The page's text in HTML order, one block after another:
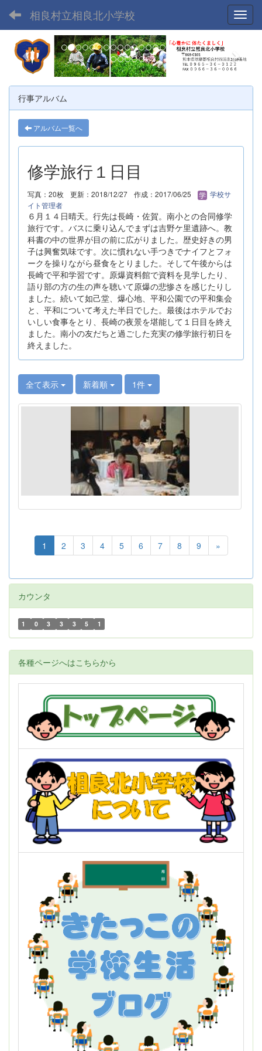
相良村立相良北小学校
p
r
e
v
i
o
u
e
x
t
行事アルバム
アルバム一覧へ
修学旅行１日目
写真：20枚 更新：2018/12/27 作成：2017/06/25
学校サ
イト管理者
６月１４日晴天。行先は長崎・佐賀。南小との合同修学
旅行です。バスに乗り込んでまずは吉野ケ里遺跡へ。教
科書の中の世界が目の前に広がりました。歴史好きの男
子は興奮気味です。次に慣れない手つきでナイフとフォ
ークを操りながら昼食をとりました。そして午後からは
長崎で平和学習です。原爆資料館で資料を見学したり、
語り部の方の生の声を聴いて原爆の悲惨さを感じたりし
ました。続いて如己堂、爆心地、平和公園での平和集会
と、平和について考えた半日でした。最後はホテルでお
いしい食事をとり、長崎の夜景を堪能して１日目を終え
ました。南小の友だちと過ごした充実の修学旅行初日を
終えました。
全て表示 新着順 1件
1 2 3 4 5 6 7 8 9 »
カウンタ
1 0 3 3 3 5 1
各種ページへはこちらから